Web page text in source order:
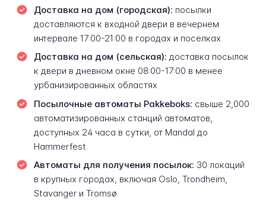
Доставка на дом (городская): посылки
доставляются к входной двери в вечернем
интервале 17:00-21:00 в городах и поселках
Доставка на дом (сельская): доставка посылок
к двери в дневном окне 08:00-17:00 в менее
урбанизированных областях
Посылочные автоматы Pakkeboks: свыше 2,000
автоматизированных станций автоматов,
доступных 24 часа в сутки, от Mandal до
Hammerfest
Автоматы для получения посылок: 30 локаций
в крупных городах, включая Oslo, Trondheim,
Stavanger и Tromsø